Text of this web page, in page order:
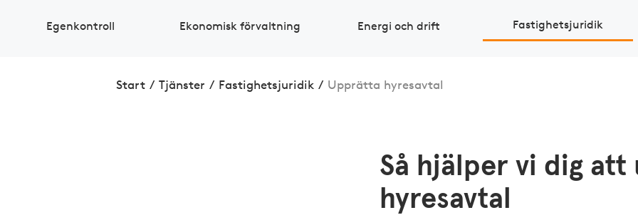
Egen­kontroll Eko­nomisk ­förvaltning Energi och drift Fastig­hets­juridik
Start / Tjänster / Fastig­hets­juridik / Upprätta hyresavtal
Så hjälper vi dig att
hyresavtal